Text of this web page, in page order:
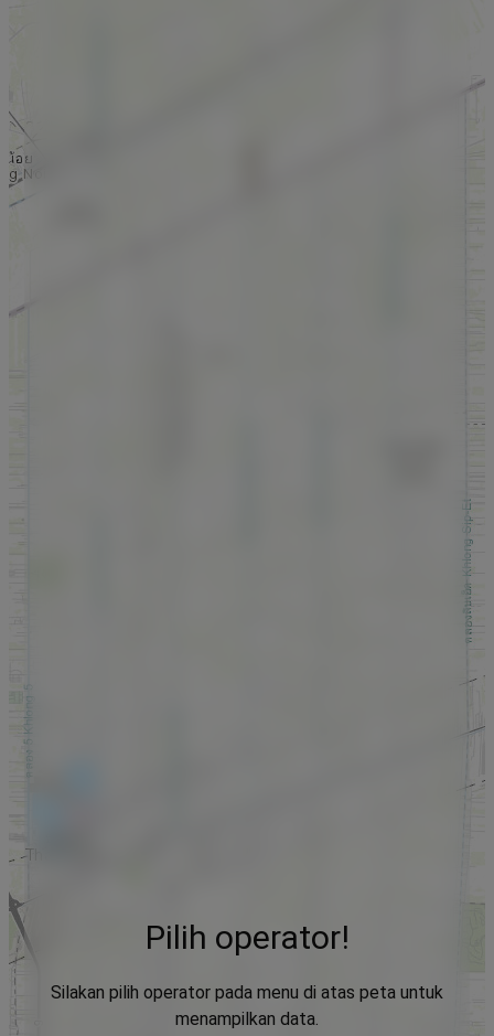
Pilih operator!
Silakan pilih operator pada menu di atas peta untuk
menampilkan data.